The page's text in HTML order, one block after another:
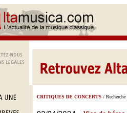
CRITIQUES DE CONCERTS / Recherche